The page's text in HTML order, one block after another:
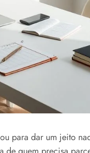
para dar um jeito